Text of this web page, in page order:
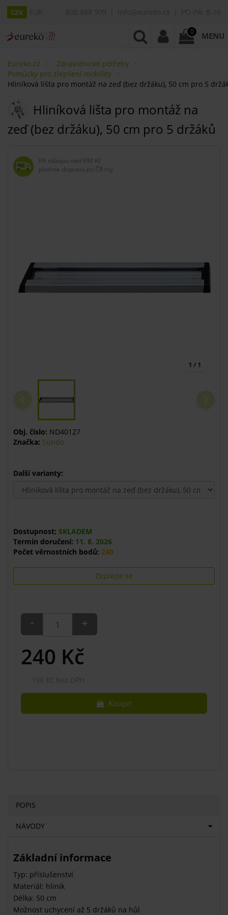
CZK
0 MENU
Eureko.cz
Zdravotnické potřeby
Pomůcky pro zlepšení mobility
Hliníková lišta pro montáž na zeď (bez držáku), 50 cm pro 5
Hliníková lišta pro montáž na
zeď (bez držáku), 50 cm pro 5 držáků
Při nákupu nad 990 Kč
platíme dopravu po ČR my
1 / 1
Obj. číslo: ND40127
Značka: Sundo
Další varianty:
Dostupnost: SKLADEM
Termín doručení: 11. 8. 2026
Počet věrnostních bodů: 240
Zeptejte se
- +
240 Kč
Koupit
POPIS
NÁVODY
Základní informace
Typ: příslušenství
Materiál: hliník
Délka: 50 cm
Možnost uchycení až 5 držáků na hůl